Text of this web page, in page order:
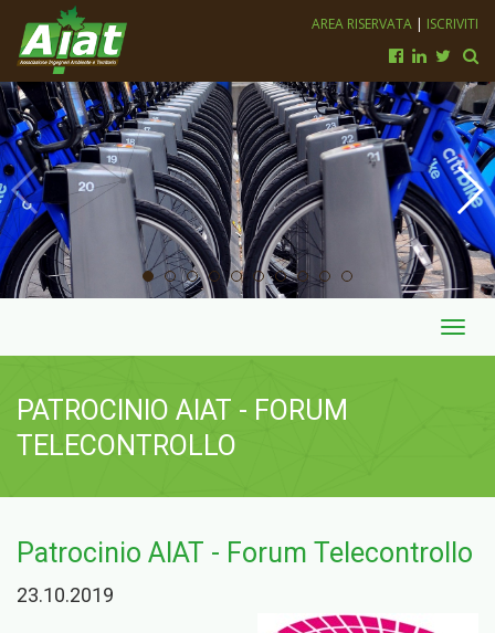
AREA RISERVATA | ISCRIVITI
PATROCINIO AIAT - FORUM
TELECONTROLLO
Patrocinio AIAT - Forum Telecontrollo
23.10.2019